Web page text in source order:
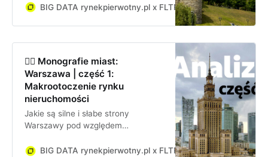
zagrożenia dla firmy lub inwestora
BIG DATA rynekpierwotny.pl x FLTR Jan Dziekoński
🧜‍♀️ Monografie miast:
Warszawa | część 1:
Makrootoczenie rynku
nieruchomości
Jakie są silne i słabe strony
Warszawy pod względem
zagrożenia dla firmy lub inwestora
BIG DATA rynekpierwotny.pl x FLTR Jan Dziekoński